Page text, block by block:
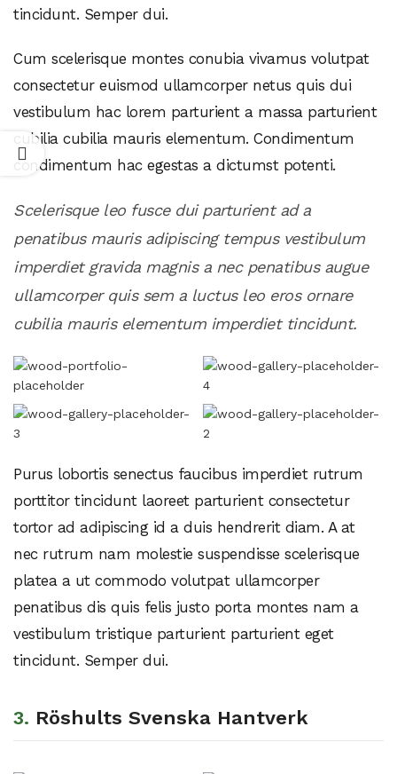
tincidunt. Semper dui.
Cum scelerisque montes conubia vivamus volutpat
consectetur euismod ullamcorper netus quis dui
vestibulum hac lorem parturient a massa parturient
cubilia cubilia mauris elementum. Condimentum
condimentum hac egestas a dictumst potenti.
Scelerisque leo fusce dui parturient ad a
penatibus mauris adipiscing tempus vestibulum
imperdiet gravida magnis a nec penatibus augue
ullamcorper quis sem a luctus leo eros ornare
cubilia mauris elementum imperdiet tincidunt.
Purus lobortis senectus faucibus imperdiet rutrum
porttitor tincidunt laoreet parturient consectetur
tortor ad adipiscing id a duis hendrerit diam. A at
nec rutrum nam molestie suspendisse scelerisque
platea a ut commodo volutpat ullamcorper
penatibus dis quis felis justo porta montes nam a
vestibulum tristique parturient parturient eget
tincidunt. Semper dui.
3. Röshults Svenska Hantverk